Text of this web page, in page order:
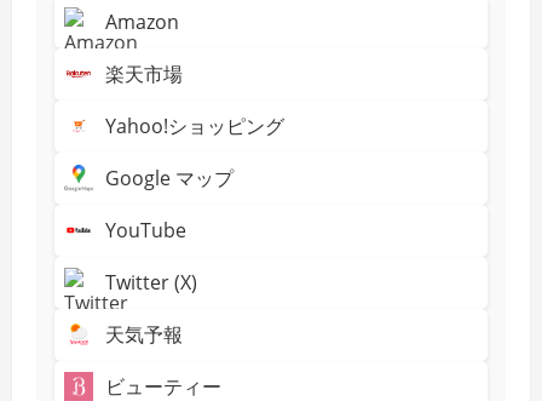
Amazon
楽天市場
Yahoo!ショッピング
Google マップ
YouTube
Twitter (X)
天気予報
ビューティー